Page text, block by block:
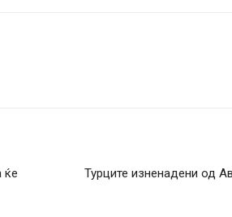
ќе
Турците изненадени од